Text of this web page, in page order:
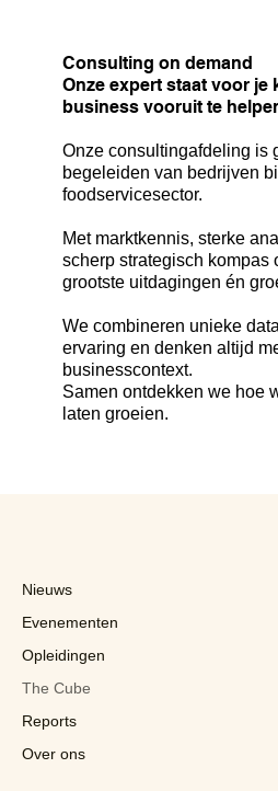
Consulting on demand
Onze expert staat voor je
business vooruit te
Onze consultingafdeling is
begeleiden van bedrijven
foodservicesector.
Met marktkennis, sterke
scherp strategisch
grootste uitdagingen én
We combineren unieke
ervaring en denken altijd
businesscontext.
Samen ontdekken we hoe
laten groeien.
Nieuws
Evenementen
Opleidingen
The Cube
Reports
Over ons